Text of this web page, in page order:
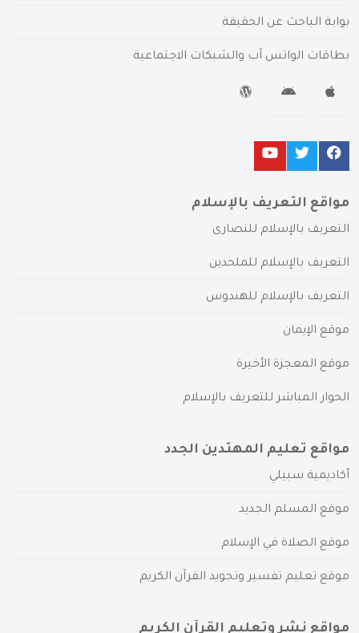
بوابة الباحث عن الحقيقة
بطاقات الواتس آب والشبكات الاجتماعية
مواقع التعريف بالإسلام
التعريف بالإسلام للنصارى
التعريف بالإسلام للملحدين
التعريف بالإسلام للهندوس
موقع الإيمان
موقع المعجزة الأخيرة
الحوار المباشر للتعريف بالإسلام
مواقع تعليم المهتدين الجدد
أكاديمية سبيلي
موقع المسلم الجديد
موقع الصلاة في الإسلام
موقع تعليم تفسير وتجويد القرآن الكريم
مواقع نشر وتعليم القرآن الكريم